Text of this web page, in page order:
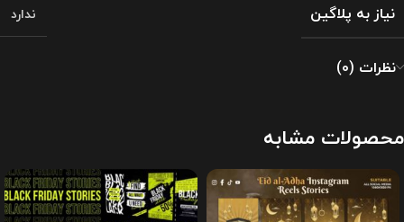
نیاز به پلاگین ندارد
نظرات (0)
محصولات مشابه